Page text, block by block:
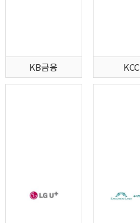
KB금융 KCC